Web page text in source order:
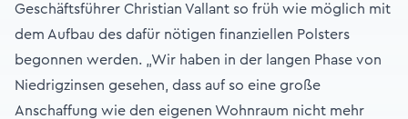
Geschäftsführer Christian Vallant so früh wie möglich mit
dem Aufbau des dafür nötigen finanziellen Polsters
begonnen werden. „Wir haben in der langen Phase von
Niedrigzinsen gesehen, dass auf so eine große
Anschaffung wie den eigenen Wohnraum nicht mehr